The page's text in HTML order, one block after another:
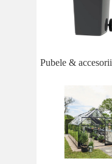
Pubele & accesorii